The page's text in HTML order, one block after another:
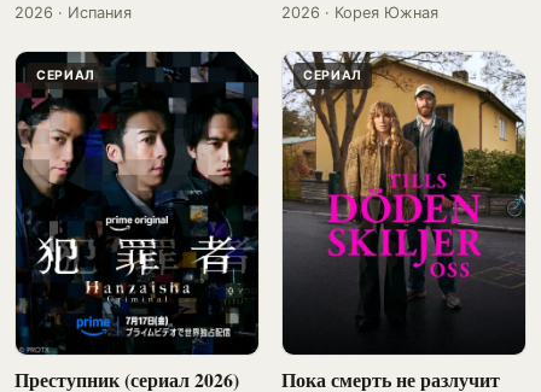
2026 · Испания 2026 · Корея Южная
СЕРИАЛ
Преступник (сериал 2026)
СЕРИАЛ
Пока смерть не разлучит